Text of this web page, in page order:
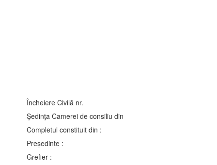
Încheiere Civilă nr.
Şedinţa Camerei de consiliu din
Completul constituit din :
Președinte :
Grefier :